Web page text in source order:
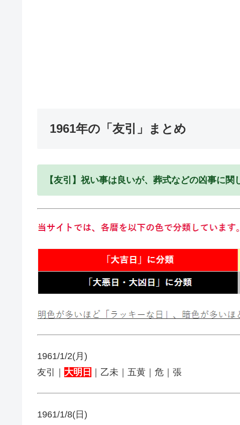
1961年の「友引」まとめ
【友引】祝い事は良いが、葬式などの凶事に関
1961/1/2(月)
友引｜ 大明日 ｜乙未｜五黄｜危｜張
1961/1/8(日)